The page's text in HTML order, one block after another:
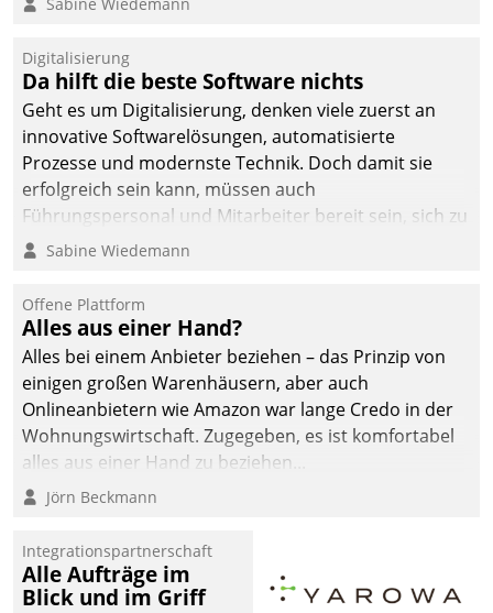
Einsparungen durch optimierte und automatisierte
Prozesse. Doch man darf nicht zu viel erwarten: Allein
mit der Einführung einer neuen Software ist es nicht
getan. Die Digitalisierung erfordert von Unternehmen
die Bereitschaft, sich zu überprüfen, zu hinterfragen
und zu verändern.
Digitalisierung
Da hilft die beste Software nichts
Geht es um Digitalisierung, denken viele zuerst an
innovative Softwarelösungen, automatisierte
Prozesse und modernste Technik. Doch damit sie
erfolgreich sein kann, müssen auch
Führungspersonal und Mitarbeiter bereit sein, sich zu
verändern und anzupassen, sonst werden sie an ihr
Sabine Wiedemann
Offene Plattform
Alles aus einer Hand?
Alles bei einem Anbieter beziehen – das Prinzip von
einigen großen Warenhäusern, aber auch
Onlineanbietern wie Amazon war lange Credo in der
Wohnungswirtschaft. Zugegeben, es ist komfortabel
alles aus einer Hand zu beziehen...
Jörn Beckmann
Integrationspartnerschaft
Alle Aufträge im
Blick und im Griff